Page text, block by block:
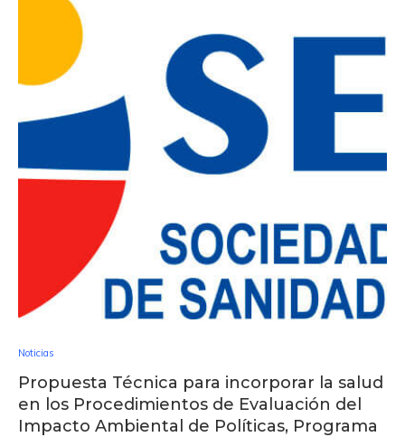
Noticias
Propuesta Técnica para incorporar la salud
en los Procedimientos de Evaluación del
Impacto Ambiental de Políticas, Programa